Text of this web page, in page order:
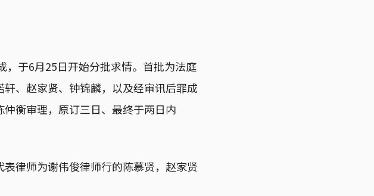
于6月25日开始分批求情。首批为法庭
、赵家贤、钟锦麟，以及经审讯后罪成
衡审理，原订三日、最终于两日内
律师为谢伟俊律师行的陈慕贤，赵家贤